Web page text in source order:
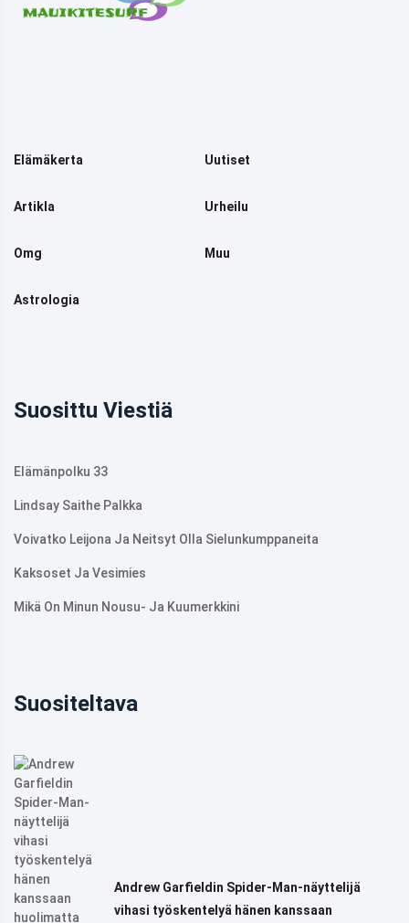
Elämäkerta Uutiset
Artikla Urheilu
Omg Muu
Astrologia
Suosittu Viestiä
Elämänpolku 33
Lindsay Saithe Palkka
Voivatko Leijona Ja Neitsyt Olla Sielunkumppaneita
Kaksoset Ja Vesimies
Mikä On Minun Nousu- Ja Kuumerkkini
Suositeltava
Andrew Garfieldin Spider-Man-näyttelijä
vihasi työskentelyä hänen kanssaan